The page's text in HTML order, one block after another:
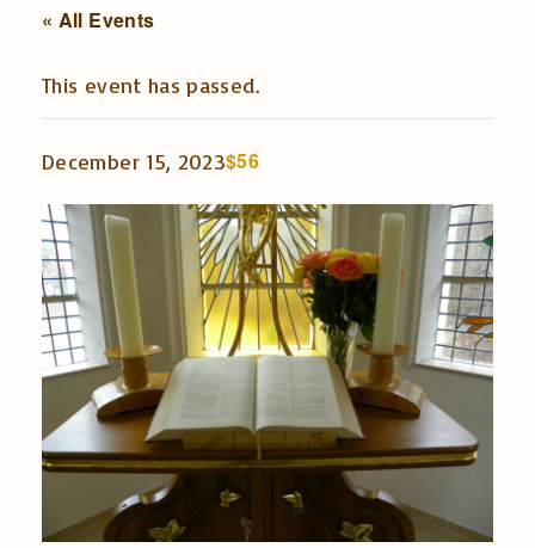
« All Events
This event has passed.
December 15, 2023$56